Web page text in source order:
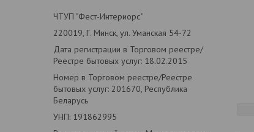
ЧТУП "Фест-Интериорс"
220019, Г. Минск, ул. Уманская 54-72
Дата регистрации в Торговом реестре/
Реестре бытовых услуг: 18.02.2015
Номер в Торговом реестре/Реестре
бытовых услуг: 201670, Республика
Беларусь
УНП: 191862995